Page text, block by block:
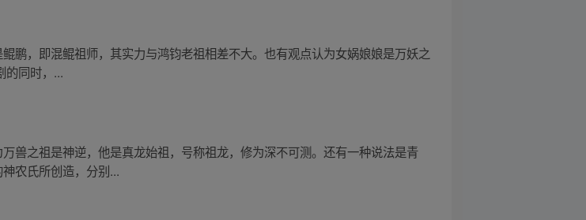
鹏，即混鲲祖师，其实力与鸿钧老祖相差不大。也有观点认为女娲娘娘是万妖之
的同时，...
兽之祖是神逆，他是真龙始祖，号称祖龙，修为深不可测。还有一种说法是青
农氏所创造，分别...